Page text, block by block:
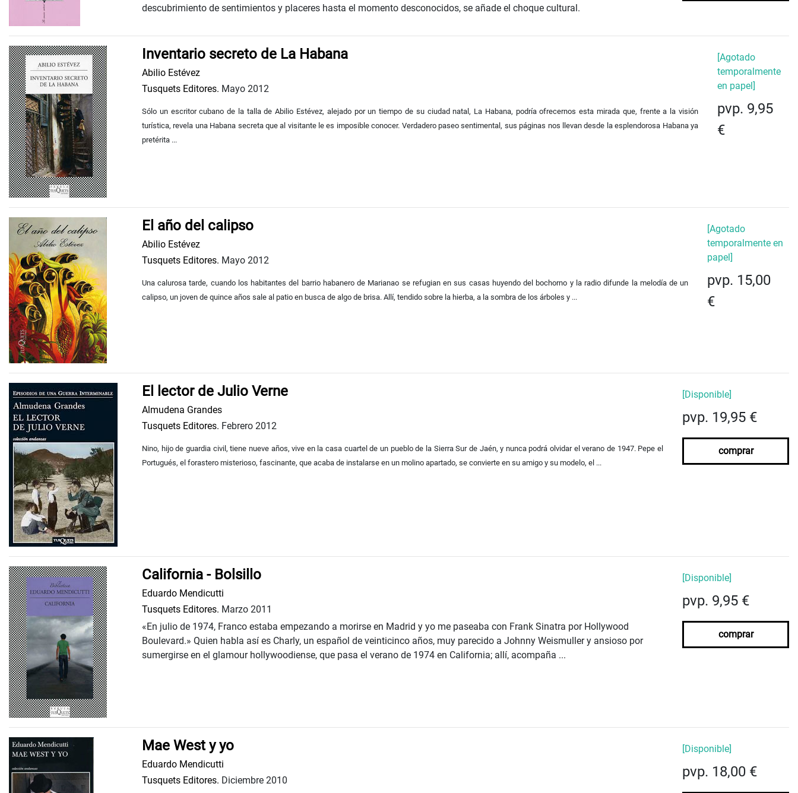
descubrimiento de sentimientos y placeres hasta el momento desconocidos, se añade el choque cultural.
Inventario secreto de La Habana
Abilio Estévez
Tusquets Editores. Mayo 2012
Sólo un escritor cubano de la talla de Abilio Estévez, alejado por un tiempo de su ciudad natal, La Habana, podría ofrecernos esta mirada que, frente a la visión
turística, revela una Habana secreta que al visitante le es imposible conocer. Verdadero paseo sentimental, sus páginas nos llevan desde la esplendorosa Habana ya
pretérita ...
[Agotado
temporalmente
en papel]
pvp. 9,95
€
El año del calipso
Abilio Estévez
Tusquets Editores. Mayo 2012
Una calurosa tarde, cuando los habitantes del barrio habanero de Marianao se refugian en sus casas huyendo del bochorno y la radio difunde la melodía de un
calipso, un joven de quince años sale al patio en busca de algo de brisa. Allí, tendido sobre la hierba, a la sombra de los árboles y ...
[Agotado
temporalmente en
papel]
pvp. 15,00
€
El lector de Julio Verne
Almudena Grandes
Tusquets Editores. Febrero 2012
Nino, hijo de guardia civil, tiene nueve años, vive en la casa cuartel de un pueblo de la Sierra Sur de Jaén, y nunca podrá olvidar el verano de 1947. Pepe el
Portugués, el forastero misterioso, fascinante, que acaba de instalarse en un molino apartado, se convierte en su amigo y su modelo, el ...
[Disponible]
pvp. 19,95 €
comprar
California - Bolsillo
Eduardo Mendicutti
Tusquets Editores. Marzo 2011
«En julio de 1974, Franco estaba empezando a morirse en Madrid y yo me paseaba con Frank Sinatra por Hollywood
Boulevard.» Quien habla así es Charly, un español de veinticinco años, muy parecido a Johnny Weismuller y ansioso por
sumergirse en el glamour hollywoodiense, que pasa el verano de 1974 en California; allí, acompaña ...
[Disponible]
pvp. 9,95 €
comprar
Mae West y yo
Eduardo Mendicutti
Tusquets Editores. Diciembre 2010
[Disponible]
pvp. 18,00 €